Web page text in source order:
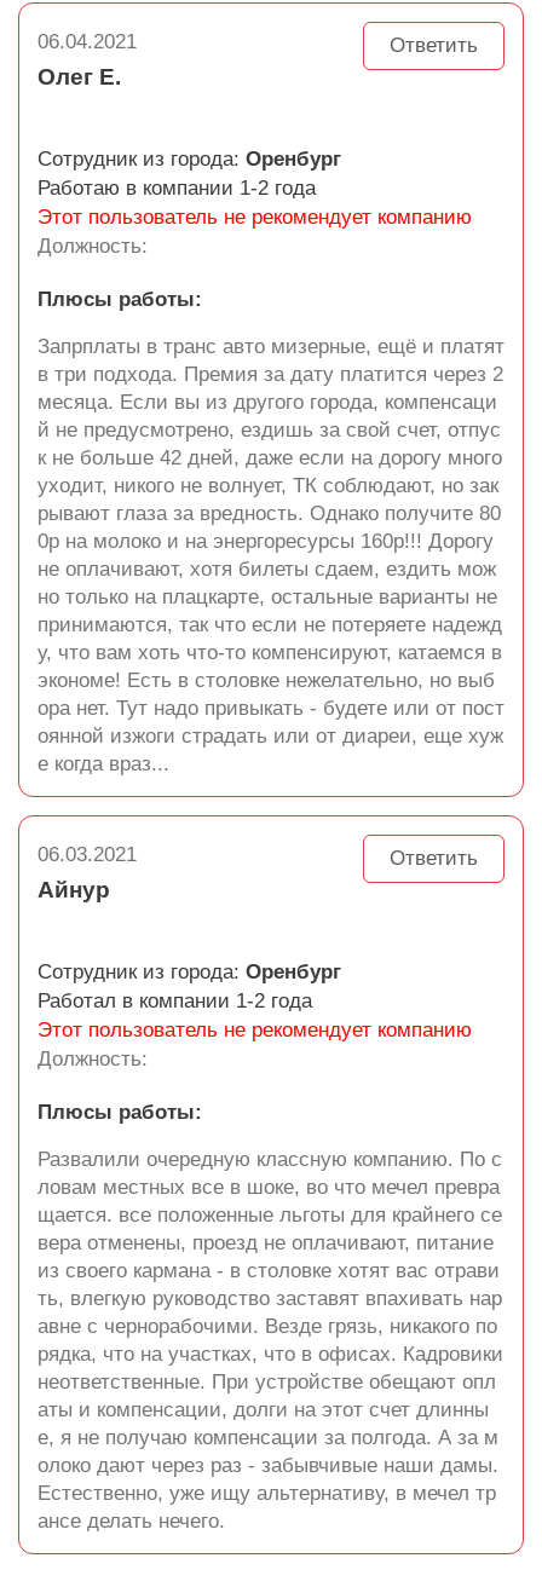
06.04.2021 Ответить
Олег Е.
Сотрудник из города: Оренбург
Работаю в компании 1-2 года
Этот пользователь не рекомендует компанию
Должность:
Плюсы работы:
Запрплаты в транс авто мизерные, ещё и платят
в три подхода. Премия за дату платится через 2
месяца. Если вы из другого города, компенсаци
й не предусмотрено, ездишь за свой счет, отпус
к не больше 42 дней, даже если на дорогу много
уходит, никого не волнует, ТК соблюдают, но зак
рывают глаза за вредность. Однако получите 80
0р на молоко и на энергоресурсы 160р!!! Дорогу
не оплачивают, хотя билеты сдаем, ездить мож
но только на плацкарте, остальные варианты не
принимаются, так что если не потеряете надежд
у, что вам хоть что-то компенсируют, катаемся в
экономе! Есть в столовке нежелательно, но выб
ора нет. Тут надо привыкать - будете или от пост
оянной изжоги страдать или от диареи, еще хуж
е когда враз...
06.03.2021 Ответить
Айнур
Сотрудник из города: Оренбург
Работал в компании 1-2 года
Этот пользователь не рекомендует компанию
Должность:
Плюсы работы:
Развалили очередную классную компанию. По с
ловам местных все в шоке, во что мечел превра
щается. все положенные льготы для крайнего се
вера отменены, проезд не оплачивают, питание
из своего кармана - в столовке хотят вас отрави
ть, влегкую руководство заставят впахивать нар
авне с чернорабочими. Везде грязь, никакого по
рядка, что на участках, что в офисах. Кадровики
неответственные. При устройстве обещают опл
аты и компенсации, долги на этот счет длинны
е, я не получаю компенсации за полгода. А за м
олоко дают через раз - забывчивые наши дамы.
Естественно, уже ищу альтернативу, в мечел тр
ансе делать нечего.